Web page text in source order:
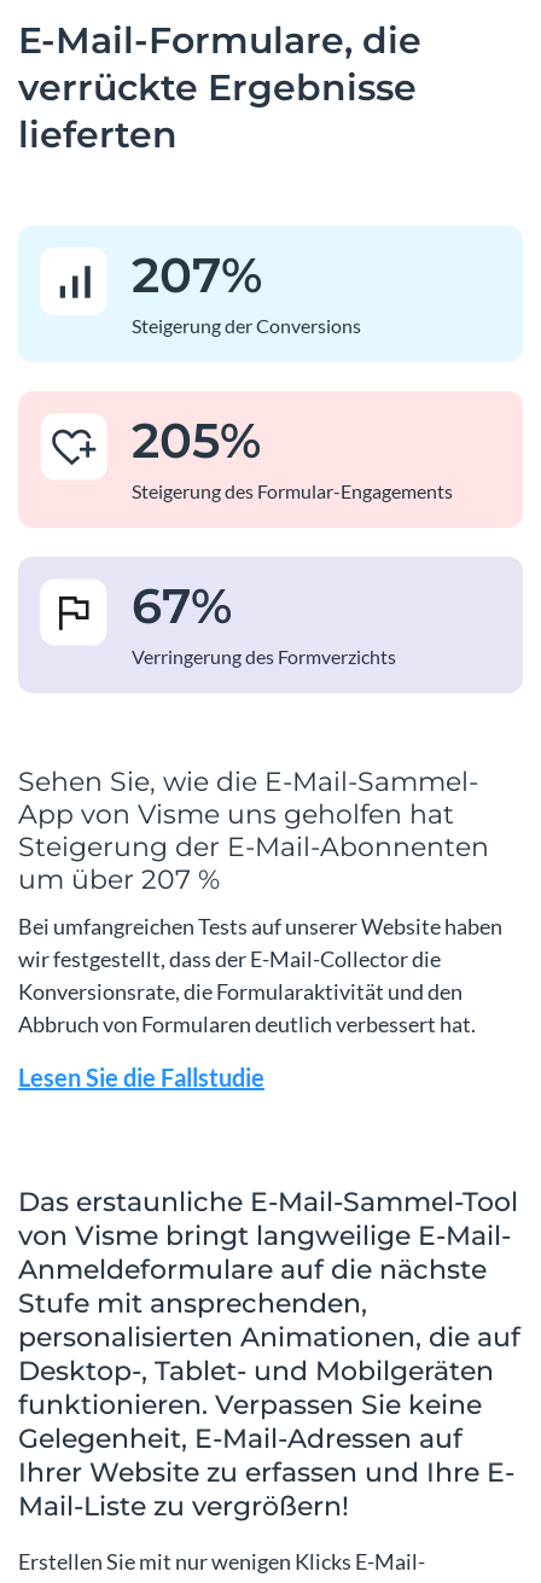
E-Mail-Formulare, die
verrückte Ergebnisse
lieferten
207%
Steigerung der Conversions
205%
Steigerung des Formular-Engagements
67%
Verringerung des Formverzichts
Sehen Sie, wie die E-Mail-Sammel-
App von Visme uns geholfen hat
Steigerung der E-Mail-Abonnenten
um über 207 %
Bei umfangreichen Tests auf unserer Website haben
wir festgestellt, dass der E-Mail-Collector die
Konversionsrate, die Formularaktivität und den
Abbruch von Formularen deutlich verbessert hat.
Lesen Sie die Fallstudie
Das erstaunliche E-Mail-Sammel-Tool
von Visme bringt langweilige E-Mail-
Anmeldeformulare auf die nächste
Stufe mit ansprechenden,
personalisierten Animationen, die auf
Desktop-, Tablet- und Mobilgeräten
funktionieren. Verpassen Sie keine
Gelegenheit, E-Mail-Adressen auf
Ihrer Website zu erfassen und Ihre E-
Mail-Liste zu vergrößern!
Erstellen Sie mit nur wenigen Klicks E-Mail-